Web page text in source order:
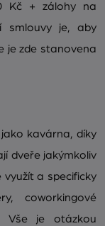
Kč + zálohy na
smlouvy je, aby
je zde stanovena
kavárna, díky
dveře jakýmkoliv
a specificky
coworkingové
Vše je otázkou